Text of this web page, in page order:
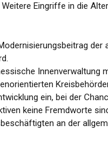
Eingriffe in die
Innenverwaltung
ein, bei der
keine Fremdworte
an der